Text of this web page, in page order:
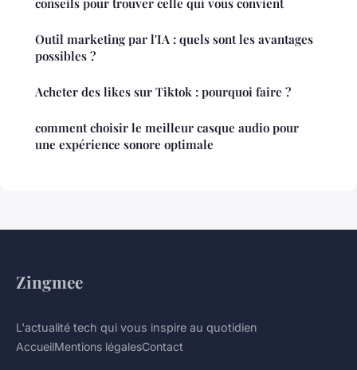
conseils pour trouver celle qui vous convient
Outil marketing par l'IA : quels sont les avantages
possibles ?
Acheter des likes sur Tiktok : pourquoi faire ?
comment choisir le meilleur casque audio pour
une expérience sonore optimale
Zingmee
L'actualité tech qui vous inspire au quotidien
AccueilMentions légalesContact